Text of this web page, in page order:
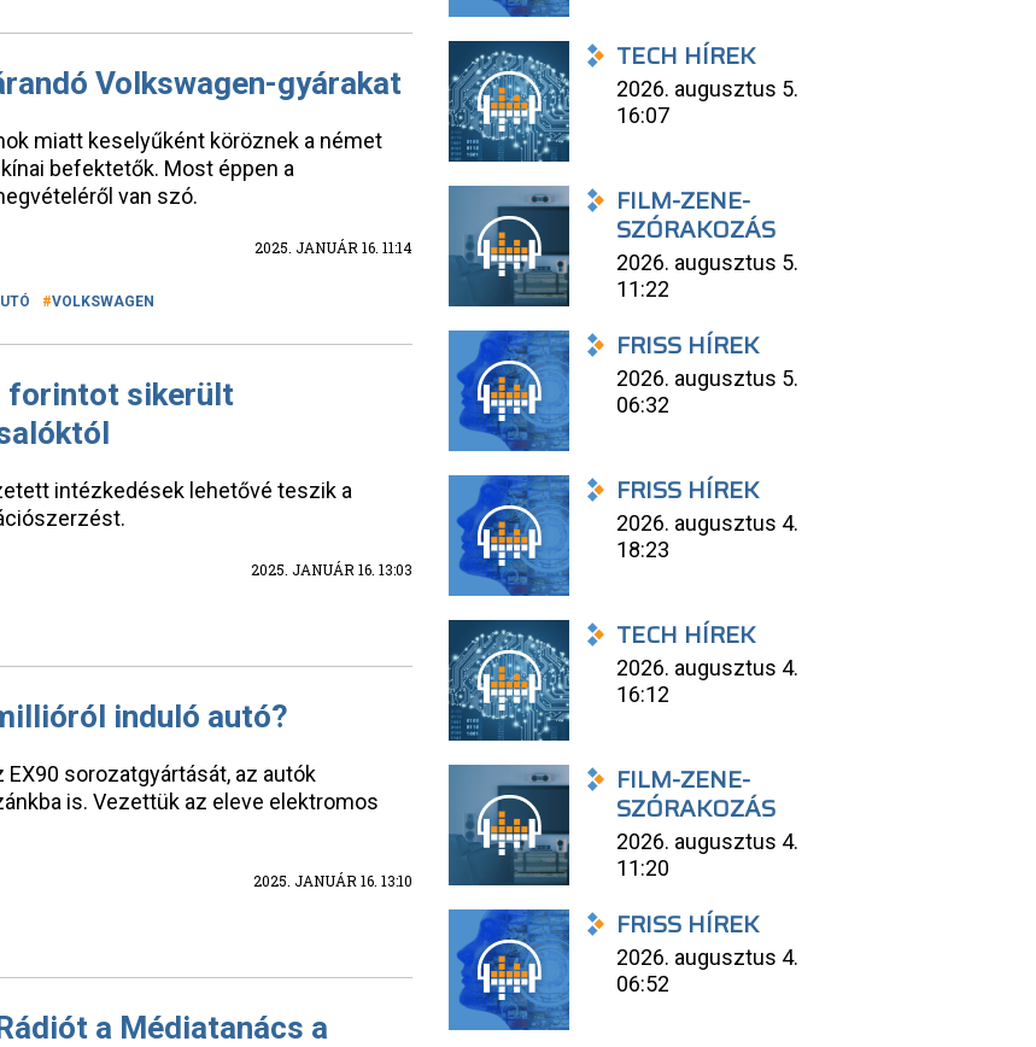
Volkswagen-gyárakat
miatt keselyűként köröznek a német
befektetők. Most éppen a
van szó.
2025. JANUÁR 16. 11:14
VOLKSWAGEN
forintot sikerült
intézkedések lehetővé teszik a
2025. JANUÁR 16. 13:03
induló autó?
sorozatgyártását, az autók
is. Vezettük az eleve elektromos
2025. JANUÁR 16. 13:10
a Médiatanács a
TECH HÍREK
2026. augusztus 5.
16:07
FILM-ZENE-
SZÓRAKOZÁS
2026. augusztus 5.
11:22
FRISS HÍREK
2026. augusztus 5.
06:32
FRISS HÍREK
2026. augusztus 4.
18:23
TECH HÍREK
2026. augusztus 4.
16:12
FILM-ZENE-
SZÓRAKOZÁS
2026. augusztus 4.
11:20
FRISS HÍREK
2026. augusztus 4.
06:52